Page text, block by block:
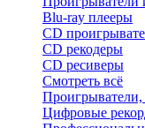
Blu-ray плееры
CD
CD рекодеры
CD ресиверы
Смотреть всё
Проигрыватели,
Цифровые